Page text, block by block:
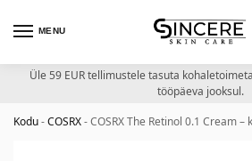
MENU
Üle 59 EUR tellimustele tasuta
tööpäeva jooksul.
Kodu-COSRX-COSRX The Retinol 0.1 Cream